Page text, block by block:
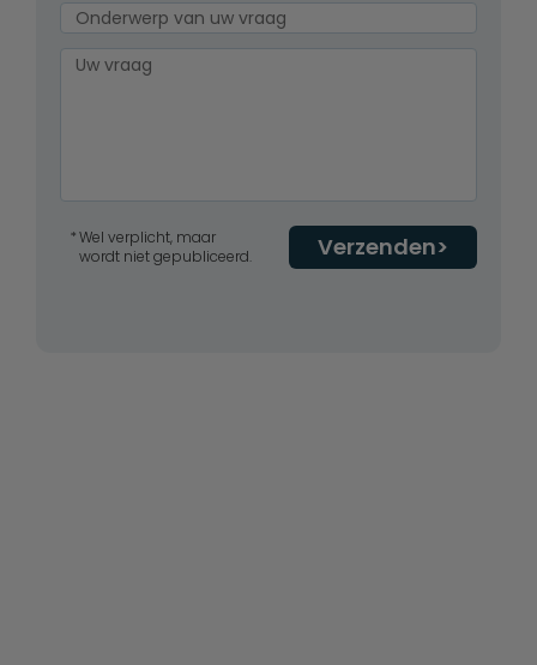
Verzenden
Wel verplicht, maar
wordt niet gepubliceerd.